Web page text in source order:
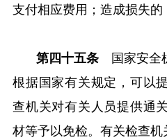
支付相应费用；造成损失的
第四十五条 国家安全
根据国家有关规定，可以
查机关对有关人员提供通
材等予以免检。有关检查机